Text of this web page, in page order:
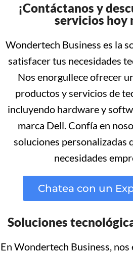
¡Contáctanos y
servicios hoy
Wondertech Business es la
satisfacer tus necesidades
Nos enorgullece ofrecer
productos y servicios de
incluyendo hardware y
marca Dell. Confía en
soluciones personalizadas
necesidades
Chatea con un
Soluciones
En Wondertech Business,